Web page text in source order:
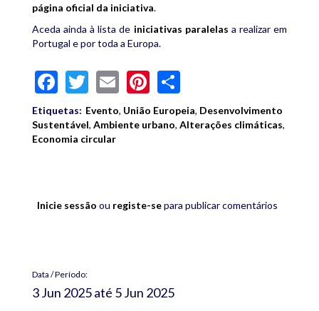
página oficial da iniciativa.
Aceda ainda à lista de iniciativas paralelas a realizar em
Portugal e por toda a Europa.
Facebook
Twitter
EmailPinterest
Etiquetas: Evento, União Europeia, Desenvolvimento
Sustentável, Ambiente urbano, Alterações climáticas,
Economia circular
Inicie sessão ou registe-separa publicar comentários
Data / Período:
3 Jun 2025até 5 Jun 2025